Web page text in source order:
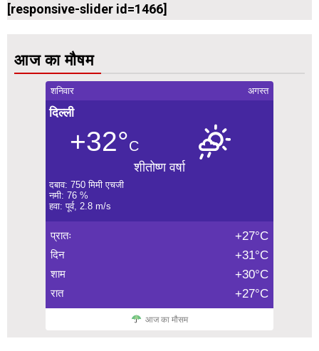
[responsive-slider id=1466]
आज का मौषम
शनिवार अगस्त
दिल्ली
+32°C
शीतोष्ण वर्षा
दबाव: 750 मिमी एचजी
नमी: 76 %
हवा: पूर्व, 2.8 m/s
प्रातः +27°C
दिन +31°C
शाम +30°C
रात +27°C
आज का मौसम